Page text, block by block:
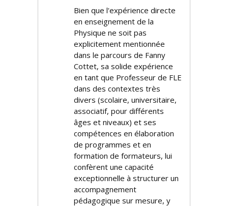
Bien que l'expérience directe
en enseignement de la
Physique ne soit pas
explicitement mentionnée
dans le parcours de Fanny
Cottet, sa solide expérience
en tant que Professeur de FLE
dans des contextes très
divers (scolaire, universitaire,
associatif, pour différents
âges et niveaux) et ses
compétences en élaboration
de programmes et en
formation de formateurs, lui
confèrent une capacité
exceptionnelle à structurer un
accompagnement
pédagogique sur mesure, y